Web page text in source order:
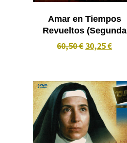
Amar en Tiempos
Revueltos (Segunda
Temporada)
60,50 €30,25 €